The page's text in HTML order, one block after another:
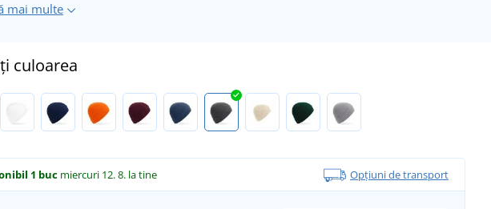
mai multe
culoarea
1 buc miercuri 12. 8. la tine Opțiuni de transport